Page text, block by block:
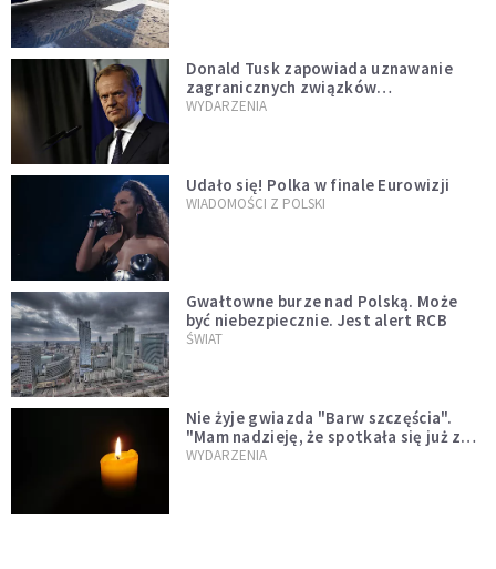
Donald Tusk zapowiada uznawanie
zagranicznych związków
jednopłciowych. "Państwo oblało ten
WYDARZENIA
Udało się! Polka w finale Eurowizji
WIADOMOŚCI Z POLSKI
Gwałtowne burze nad Polską. Może
być niebezpiecznie. Jest alert RCB
ŚWIAT
Nie żyje gwiazda "Barw szczęścia".
"Mam nadzieję, że spotkała się już z
Bogiem, którego tak bardzo kochała"
WYDARZENIA